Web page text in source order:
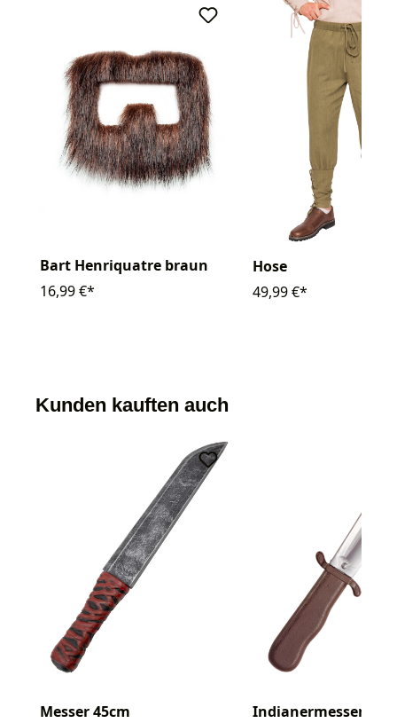
Bart Henriquatre braun
16,99 €*
Hose
49,99 €*
Kunden kauften auch
Messer 45cm
Indianermesser